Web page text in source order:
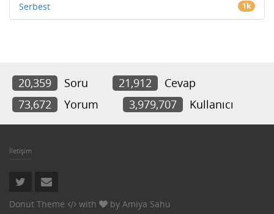
Serbest 1k
20,359 Soru 21,912
Cevap
73,672
Yorum 3,979,707 Kullanıcı
İletişim
Donut Theme with by Amiya Sahu